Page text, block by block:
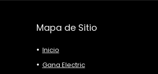
Mapa de Sitio
Inicio
Gana Electric